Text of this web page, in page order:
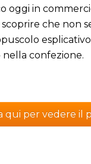
oggi in
che non
nella confezione.
qui per vedere il